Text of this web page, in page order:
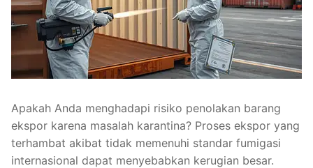
Apakah Anda menghadapi risiko penolakan barang
ekspor karena masalah karantina? Proses ekspor yang
terhambat akibat tidak memenuhi standar fumigasi
internasional dapat menyebabkan kerugian besar.